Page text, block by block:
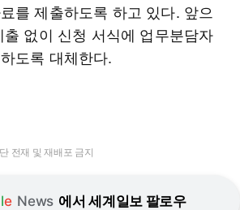
를 제출하도록 하고 있다. 앞으
없이 신청 서식에 업무분담자
도록 대체한다.
전재 및 재배포 금지
le News 에서 세계일보 팔로우